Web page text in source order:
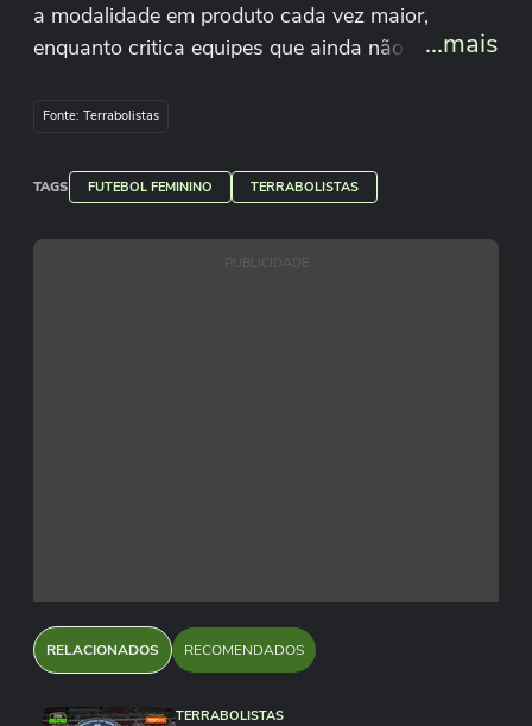
a modalidade em produto cada vez maior,
enquanto critica equipes que ainda não investem.
feminino. #FutebolFeminino #Cruzeiro
...mais
Fonte: Terrabolistas
TAGS FUTEBOL FEMININO TERRABOLISTAS
PUBLICIDADE
RELACIONADOS RECOMENDADOS
TERRABOLISTAS